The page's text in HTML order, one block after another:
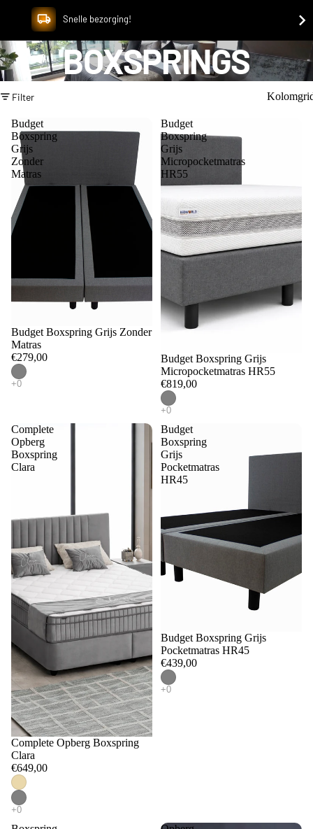
Snelle bezorging!
BOXSPRINGS
Filter
Budget
Boxspring
Grijs
Zonder
Matras
Budget Boxspring Grijs Zonder
Matras
€279,00
Budget
Boxspring
Grijs
Micropocketmatras
HR55
Budget Boxspring Grijs
Micropocketmatras HR55
€819,00
Complete
Opberg
Boxspring
Clara
Complete Opberg Boxspring
Clara
€649,00
Budget
Boxspring
Grijs
Pocketmatras
HR45
Budget Boxspring Grijs
Pocketmatras HR45
€439,00